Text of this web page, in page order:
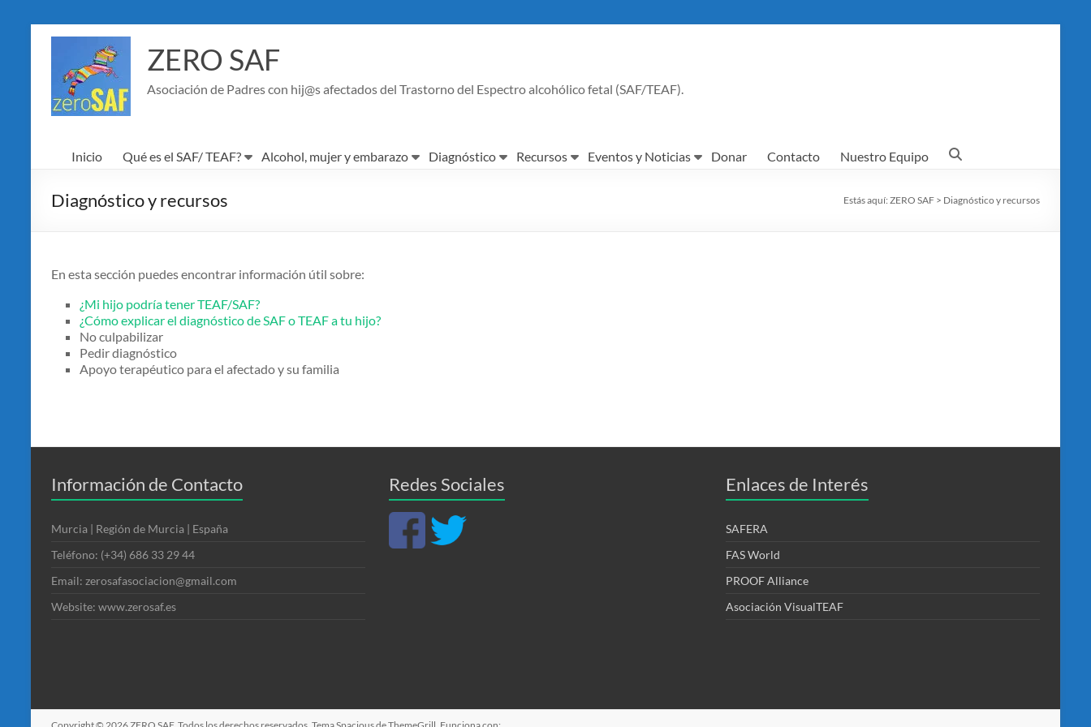
contenido
ZERO SAF
Asociación de Padres con hij@s afectados del Trastorno del Espectro alcohólico fetal (SAF/TEAF).
Inicio Qué es el SAF/ TEAF? Alcohol, mujer y embarazo Diagnóstico Recursos Eventos y Noticias Donar Contacto Nuestro Equipo
Diagnóstico y recursos Estás aquí: ZERO SAF > Diagnóstico y recursos
En esta sección puedes encontrar información útil sobre:
¿Mi hijo podría tener TEAF/SAF?
¿Cómo explicar el diagnóstico de SAF o TEAF a tu hijo?
No culpabilizar
Pedir diagnóstico
Apoyo terapéutico para el afectado y su familia
Información de Contacto
Murcia | Región de Murcia | España
Teléfono: (+34) 686 33 29 44
Email: zerosafasociacion@gmail.com
Website: www.zerosaf.es
Redes Sociales Enlaces de Interés
SAFERA
FAS World
PROOF Alliance
Asociación VisualTEAF